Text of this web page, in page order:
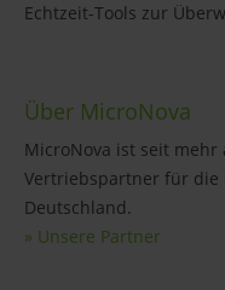
Echtzeit-Tools zur
Über MicroNova
MicroNova ist seit mehr
Vertriebspartner für die
Deutschland.
» Unsere Partner